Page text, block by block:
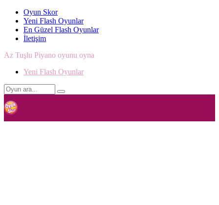
Oyun Skor
Yeni Flash Oyunlar
En Güzel Flash Oyunlar
İletişim
Az Tuşlu Piyano oyunu oyna
Yeni Flash Oyunlar